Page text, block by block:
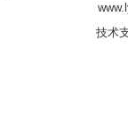
技术